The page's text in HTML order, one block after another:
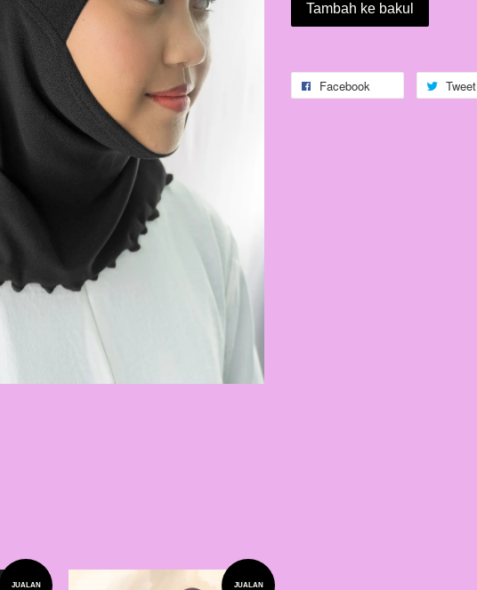
Tambah ke bakul
Facebook Tweet
JUALAN JUALAN